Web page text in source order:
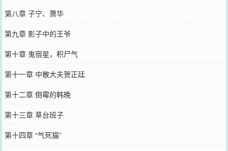
第八章 子宁、萧华
第九章 影子中的王爷
第十章 鬼宿星，积尸气
第十一章 中散大夫贺正廷
第十二章 倒霉的韩晚
第十三章 草台班子
第十四章 “气死猫”